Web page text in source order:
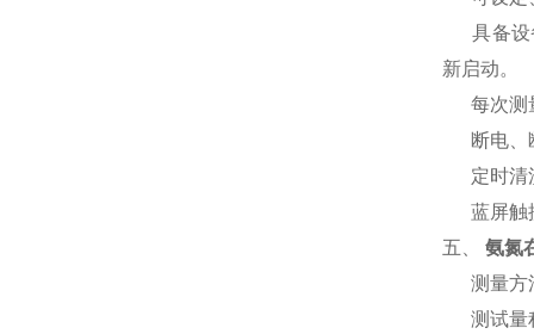
具备设
新启动。
每次测
断电、
定时清
蓝屏触
五、
氨氮
测量方
测试量